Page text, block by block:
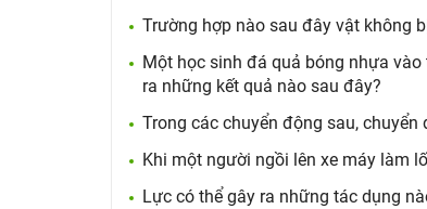
Trường hợp nào sau đây vật không
Một học sinh đá quả bóng nhựa
ra những kết quả nào sau đây?
Trong các chuyển động sau,
Khi một người ngồi lên xe máy làm
Lực có thể gây ra những tác dụng